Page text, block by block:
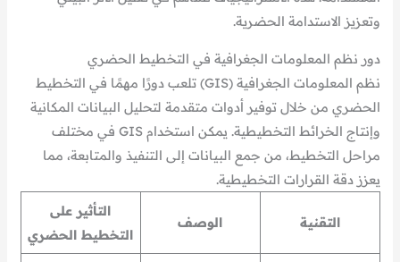
وتعزيز الاستدامة الحضرية.
دور نظم المعلومات الجغرافية في التخطيط الحضري
نظم المعلومات الجغرافية (GIS) تلعب دورًا مهمًا في التخطيط
الحضري من خلال توفير أدوات متقدمة لتحليل البيانات المكانية
وإنتاج الخرائط التخطيطية. يمكن استخدام GIS في مختلف
مراحل التخطيط، من جمع البيانات إلى التنفيذ والمتابعة، مما
يعزز دقة القرارات التخطيطية.
التقنية الوصف
التأثير على
التخطيط الحضري